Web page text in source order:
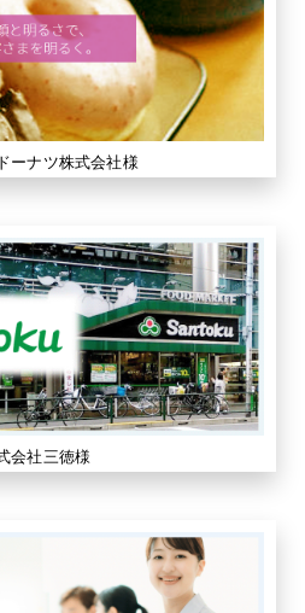
ーナツ株式会社様
会社三徳様